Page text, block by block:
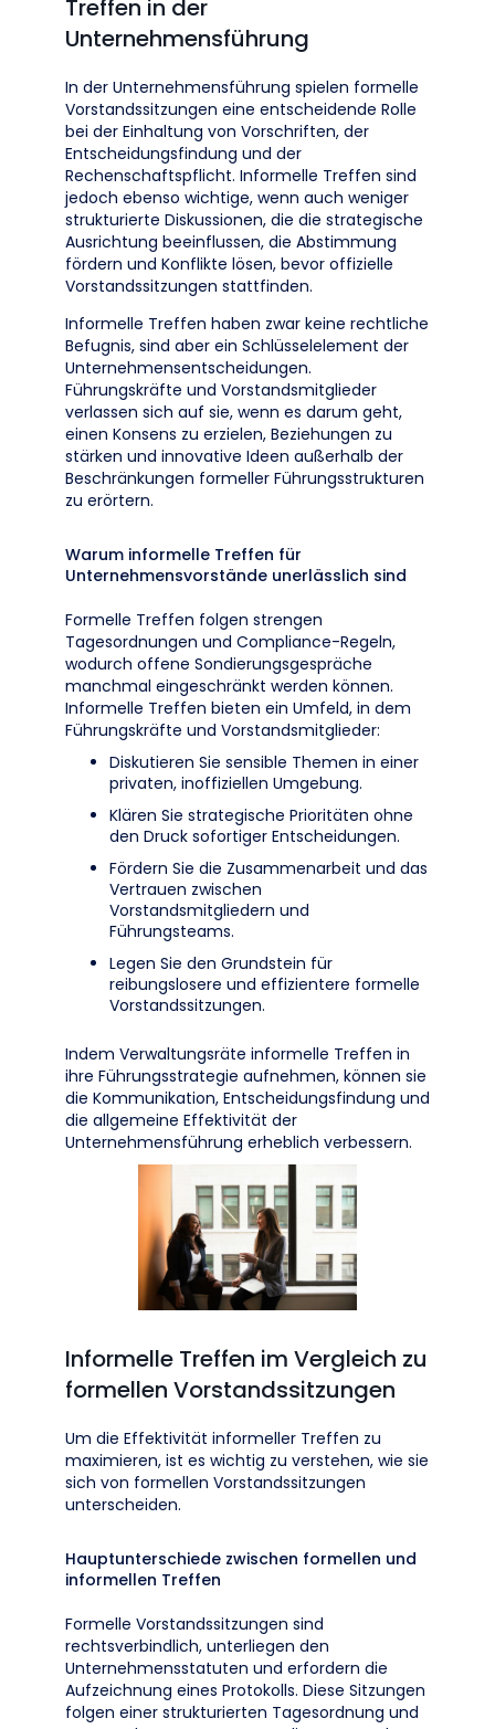
Treffen in der
Unternehmensführung
In der Unternehmensführung spielen formelle
Vorstandssitzungen eine entscheidende Rolle
bei der Einhaltung von Vorschriften, der
Entscheidungsfindung und der
Rechenschaftspflicht. Informelle Treffen sind
jedoch ebenso wichtige, wenn auch weniger
strukturierte Diskussionen, die die strategische
Ausrichtung beeinflussen, die Abstimmung
fördern und Konflikte lösen, bevor offizielle
Vorstandssitzungen stattfinden.
Informelle Treffen haben zwar keine rechtliche
Befugnis, sind aber ein Schlüsselelement der
Unternehmensentscheidungen.
Führungskräfte und Vorstandsmitglieder
verlassen sich auf sie, wenn es darum geht,
einen Konsens zu erzielen, Beziehungen zu
stärken und innovative Ideen außerhalb der
Beschränkungen formeller Führungsstrukturen
zu erörtern.
Warum informelle Treffen für
Unternehmensvorstände unerlässlich sind
Formelle Treffen folgen strengen
Tagesordnungen und Compliance-Regeln,
wodurch offene Sondierungsgespräche
manchmal eingeschränkt werden können.
Informelle Treffen bieten ein Umfeld, in dem
Führungskräfte und Vorstandsmitglieder:
Diskutieren Sie sensible Themen in einer
privaten, inoffiziellen Umgebung.
Klären Sie strategische Prioritäten ohne
den Druck sofortiger Entscheidungen.
Fördern Sie die Zusammenarbeit und das
Vertrauen zwischen
Vorstandsmitgliedern und
Führungsteams.
Legen Sie den Grundstein für
reibungslosere und effizientere formelle
Vorstandssitzungen.
Indem Verwaltungsräte informelle Treffen in
ihre Führungsstrategie aufnehmen, können sie
die Kommunikation, Entscheidungsfindung und
die allgemeine Effektivität der
Unternehmensführung erheblich verbessern.
Informelle Treffen im Vergleich zu
formellen Vorstandssitzungen
Um die Effektivität informeller Treffen zu
maximieren, ist es wichtig zu verstehen, wie sie
sich von formellen Vorstandssitzungen
unterscheiden.
Hauptunterschiede zwischen formellen und
informellen Treffen
Formelle Vorstandssitzungen sind
rechtsverbindlich, unterliegen den
Unternehmensstatuten und erfordern die
Aufzeichnung eines Protokolls. Diese Sitzungen
folgen einer strukturierten Tagesordnung und